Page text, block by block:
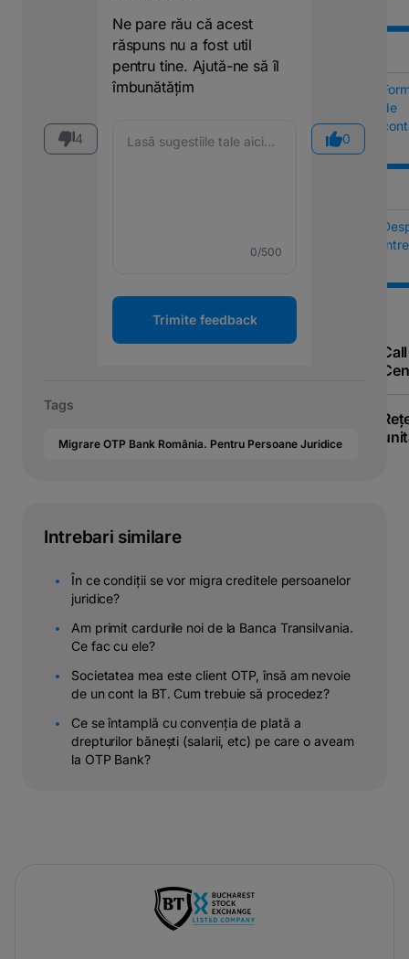
de
Call
4
Ne pare rău că acest
răspuns nu a fost util
pentru tine. Ajută-ne să îl
îmbunătățim
0/500
Trimite feedback
0
Tags
Migrare OTP Bank România. Pentru Persoane Juridice
Intrebari similare
În ce condiții se vor migra creditele persoanelor
juridice?
Am primit cardurile noi de la Banca Transilvania.
Ce fac cu ele?
Societatea mea este client OTP, însă am nevoie
de un cont la BT. Cum trebuie să procedez?
Ce se întamplă cu convenția de plată a
drepturilor bănești (salarii, etc) pe care o aveam
la OTP Bank?